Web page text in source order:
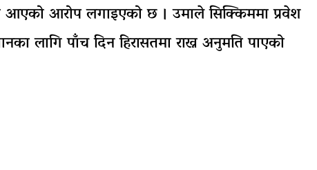
आएको आरोप लगाइएको छ । उमाले सिक्किममा प्रवेश
लागि पाँच दिन हिरासतमा राख्न अनुमति पाएको